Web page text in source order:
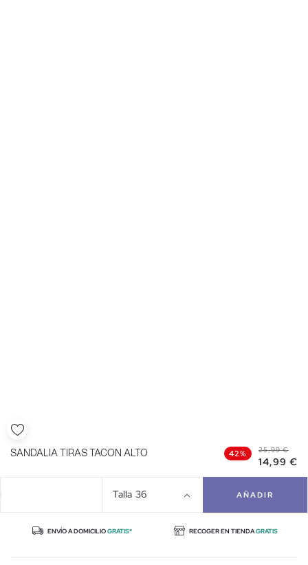
SANDALIA TIRAS TACON ALTO 42% 25,99 €
14,99 €
Talla 36 AÑADIR
ENVÍO A DOMICILIOGRATIS* RECOGER EN TIENDAGRATIS